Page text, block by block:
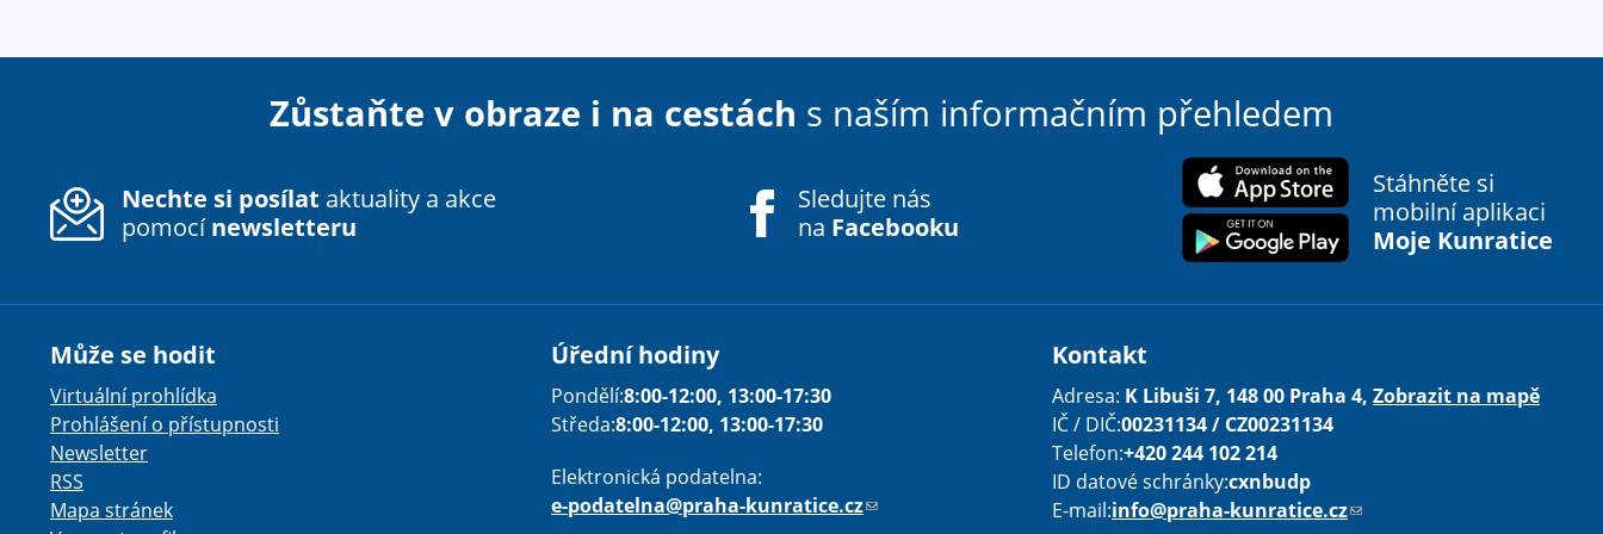
Sha Sha Sha Sen Pri
Zůstaňte v obraze i na cestách s naším informačním přehledem
Nechte si posílat aktuality a akce
pomocínewsletteru
Sledujte nás
na Facebooku
Stáhněte si
mobilní aplikaci
Moje Kunratice
Může se hodit
Virtuální prohlídka
Prohlášení o přístupnosti
Newsletter
RSS
Mapa stránek
Úřední hodiny
Pondělí:8:00-12:00, 13:00-17:30
Středa:8:00-12:00, 13:00-17:30
Elektronická podatelna:
e-podatelna@praha-kunratice.cz(
Kontakt
Adresa: K Libuši 7, 148 00 Praha 4, Zobrazit na mapě
IČ / DIČ:00231134 / CZ00231134
Telefon:+420 244 102 214
ID datové schránky:cxnbudp
E-mail:info@praha-kunratice.cz(